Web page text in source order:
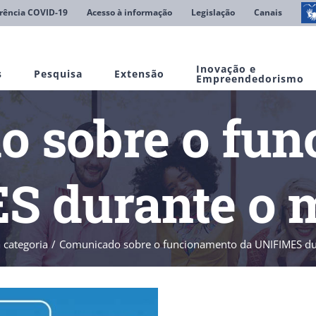
COVID-19 Acesso à informação Legislação Canais
Pesquisa Extensão Inovação e
Empreendedorismo
sobre o
durante o
categoria Comunicado sobre o funcionamento da UNIFIMES